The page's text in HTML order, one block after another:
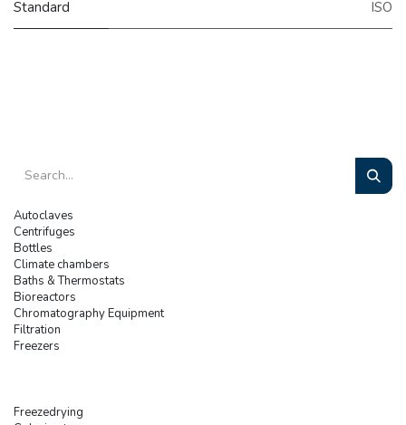
Standard ISO
Autoclaves
Centrifuges
Bottles
Climate chambers
Baths & Thermostats
Bioreactors
Chromatography Equipment
Filtration
Freezers
Freezedrying